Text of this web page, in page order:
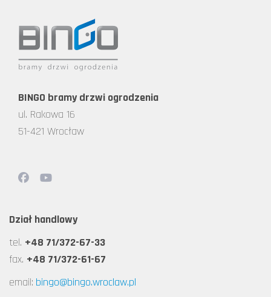
BINGO bramy drzwi ogrodzenia
ul. Rakowa 16
51-421 Wrocław
Dział handlowy
tel. +48 71/372-67-33
fax. +48 71/372-61-67
email: bingo@bingo.wroclaw.pl